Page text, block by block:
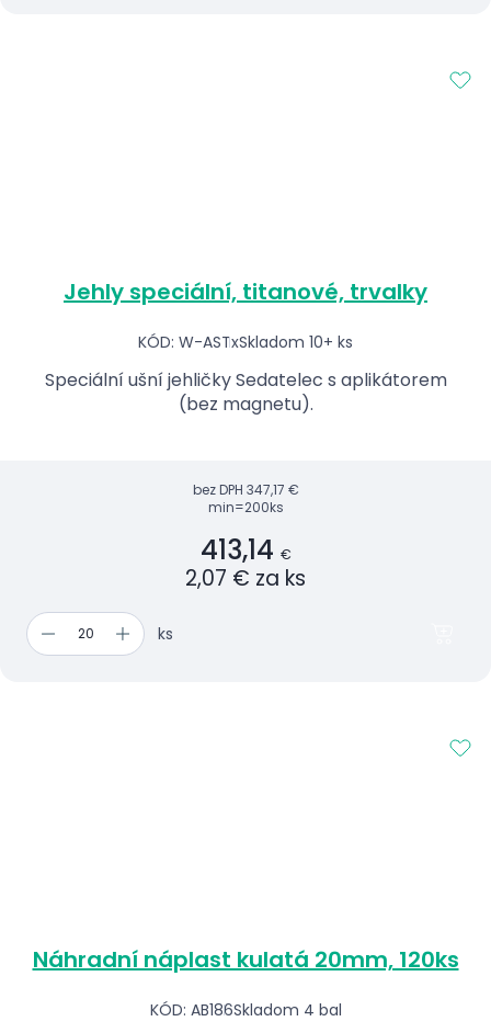
Jehly speciální, titanové, trvalky
KÓD: W-ASTxSkladom 10+ ks
Speciální ušní jehličky Sedatelec s aplikátorem
(bez magnetu).
bez DPH 347,17 €
min=200ks
413,14 €
2,07 € za ks
ks
Náhradní náplast kulatá 20mm, 120ks
KÓD: AB186Skladom 4 bal